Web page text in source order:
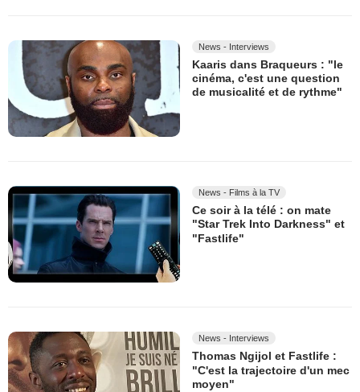
News - Interviews
Kaaris dans Braqueurs : "le
cinéma, c'est une question
de musicalité et de rythme"
News - Films à la TV
Ce soir à la télé : on mate
"Star Trek Into Darkness" et
"Fastlife"
News - Interviews
Thomas Ngijol et Fastlife :
"C'est la trajectoire d'un mec
moyen"